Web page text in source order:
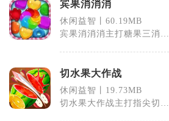
宾果消消消
休闲益智丨60.19MB
宾果消消消主打糖果三消搭
切水果大作战
休闲益智丨19.73MB
切水果大作战主打指尖切割